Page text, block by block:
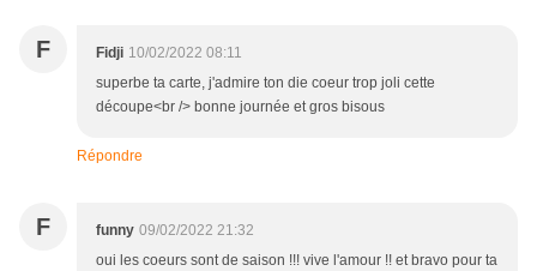
F Fidji 10/02/2022 08:11
superbe ta carte, j'admire ton die coeur trop joli cette
découpe<br /> bonne journée et gros bisous
Répondre
F funny 09/02/2022 21:32
oui les coeurs sont de saison !!! vive l'amour !! et bravo pour ta